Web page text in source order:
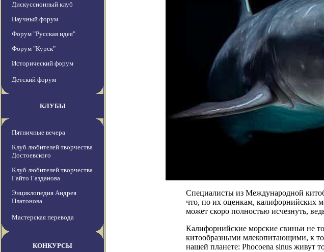
Дискуссионный клуб
Научный форум
Форум "Русская идея"
Форум "Курск"
Исторический форум
Детский форум
КЛУБЫ
Пятничные вечера
Клуб любителей творчества
Достоевского
Клуб любителей творчества
Гайто Газданова
Энциклопедия Андрея
Платонова
Мастерская перевода
КОНКУРСЫ
Специалисты из Международной
что, по их оценкам, калифорнийских
может скоро полностью исчезнуть,
Калифорнийские морские свиньи не
китообразными млекопитающими, к
нашей планете: Phocoena sinus живут